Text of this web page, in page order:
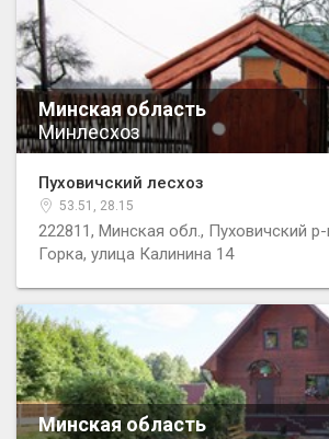
Минская область
Минлесхоз
Пуховичский лесхоз
53.51, 28.15
222811, Минская обл., Пуховичский
Горка, улица Калинина 14
Минская область